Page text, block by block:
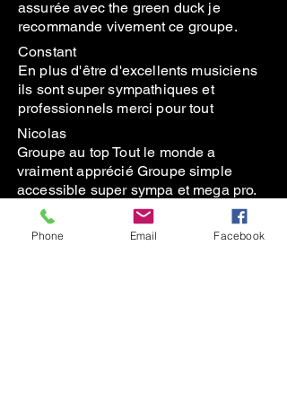
assurée avec the green duck je
recommande vivement ce groupe.
Constant
En plus d'être d'excellents musiciens
ils sont super sympathiques et
professionnels merci pour tout
Nicolas
Groupe au top Tout le monde a
vraiment apprécié Groupe simple
accessible super sympa et mega pro.
Thomguy
Fantastic musicians, very adaptable to
Phone Email Facebook